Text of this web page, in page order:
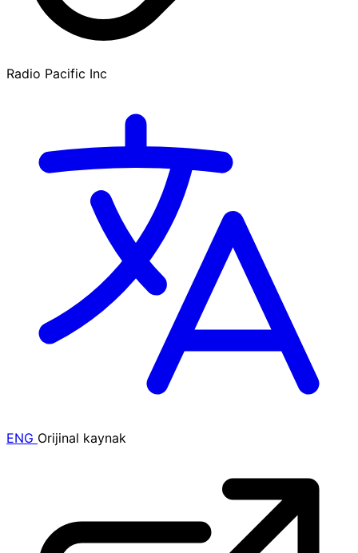
Radio Pacific Inc
ENG Orijinal kaynak